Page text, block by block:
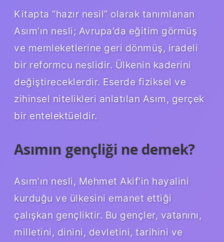
Kitapta “hazır nesil” olarak tanımlanan
Asım’ın nesli; Avrupa’da eğitim görmüş
ve memleketlerine geri dönmüş, iradeli
bir reformcu neslidir. Ülkenin kaderini
değiştireceklerdir. Eserde fiziksel ve
zihinsel nitelikleri anlatılan Asım, gerçek
bir entelektüeldir.
Asımın gençliği ne demek?
Asım’ın nesli, Mehmet Akif’in hayalini
kurduğu ve ülkesini emanet ettiği
çalışkan gençliktir. Bu gençler, vatanını,
milletini, dinini, devletini, tarihini ve